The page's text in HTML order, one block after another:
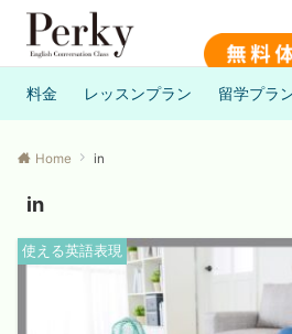
料金 レッスンプラン 留学プラ
Home in
in
使える英語表現